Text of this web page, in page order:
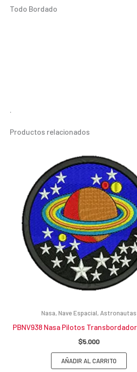
Todo Bordado
.
Productos relacionados
Nasa, Nave Espacial, Astronautas
PBNV938 Nasa Pilotos
$5.000
AÑADIR AL CARRITO